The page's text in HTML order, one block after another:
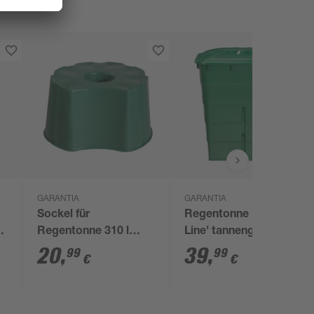
GARANTIA
Sockel für
Regentonne 310 l
tannengrün
20,99 €
GARANTIA
Regentonne 'Basic-
Line' tannengrün 300 l
mit Hahn
39,99 €